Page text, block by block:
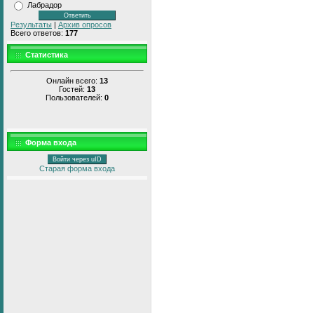
Лабрадор
Результаты | Архив опросов
Всего ответов: 177
Статистика
Онлайн всего: 13
Гостей: 13
Пользователей: 0
Форма входа
Войти через uID
Старая форма входа